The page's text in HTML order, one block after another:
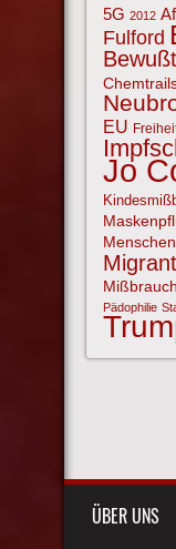
5G 2012
Fulford
EU
Jo
Mißbrauch
Pädophilie
ÜBER UNS